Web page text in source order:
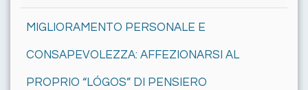
MIGLIORAMENTO PERSONALE E
CONSAPEVOLEZZA: AFFEZIONARSI AL
PROPRIO “LÓGOS” DI PENSIERO